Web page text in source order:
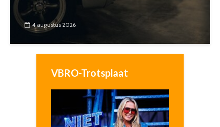
4 augustus 2026
VBRO-Trotsplaat